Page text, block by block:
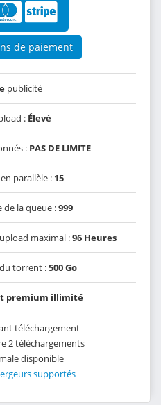
de paiement
publicité
: Élevé
: PAS DE LIMITE
parallèle : 15
de la queue :999
maximal :96 Heures
torrent :500 Go
premium illimité
téléchargement
2 téléchargements
disponible
supportés